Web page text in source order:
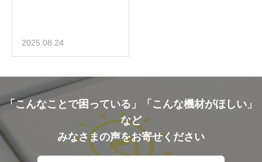
2025.08.24
「こんなことで困っている」「こんな機材がほしい」
など
みなさまの声をお寄せください